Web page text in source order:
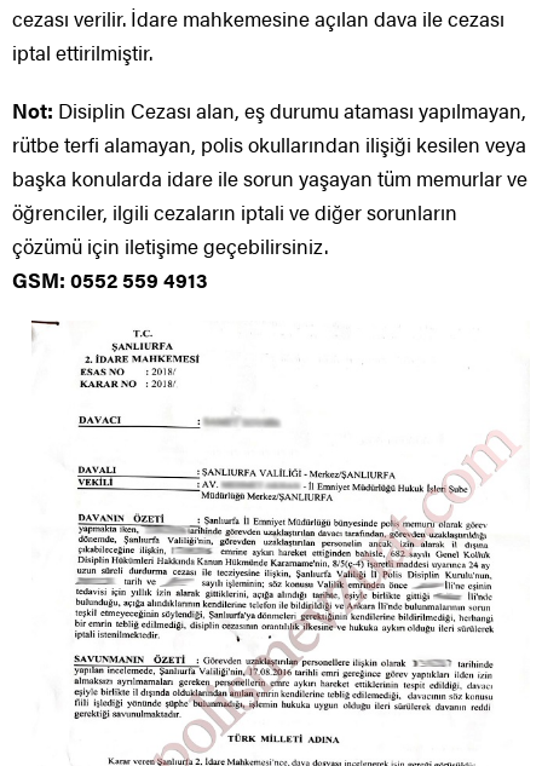
cezası verilir. İdare mahkemesine açılan dava ile cezası
iptal ettirilmiştir.
Not: Disiplin Cezası alan, eş durumu ataması yapılmayan,
rütbe terfi alamayan, polis okullarından ilişiği kesilen veya
başka konularda idare ile sorun yaşayan tüm memurlar ve
öğrenciler, ilgili cezaların iptali ve diğer sorunların
çözümü için iletişime geçebilirsiniz.
GSM: 0552 559 4913